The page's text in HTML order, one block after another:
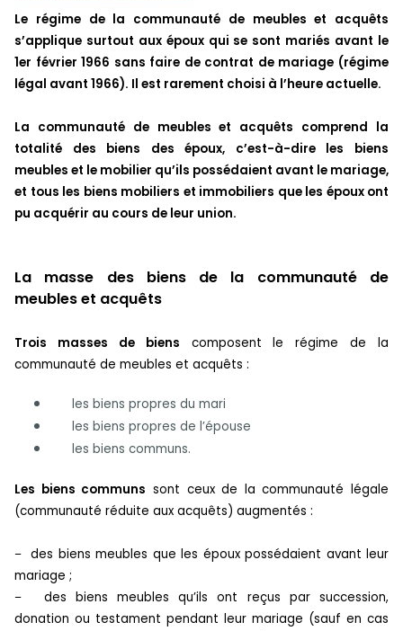
Le régime de la communauté de meubles et acquêts
s’applique surtout aux époux qui se sont mariés avant le
1er février 1966 sans faire de contrat de mariage (régime
légal avant 1966). Il est rarement choisi à l’heure actuelle.
La communauté de meubles et acquêts comprend la
totalité des biens des époux, c’est-à-dire les biens
meubles et le mobilier qu’ils possédaient avant le mariage,
et tous les biens mobiliers et immobiliers que les époux ont
pu acquérir au cours de leur union.
La masse des biens de la communauté de
meubles et acquêts
Trois masses de biens composent le régime de la
communauté de meubles et acquêts :
les biens propres du mari
les biens propres de l’épouse
les biens communs.
Les biens communs sont ceux de la communauté légale
(communauté réduite aux acquêts) augmentés :
–
des biens meubles que les époux possédaient avant leur
mariage ;
–
des biens meubles qu’ils ont reçus par succession,
donation ou testament pendant leur mariage (sauf en cas